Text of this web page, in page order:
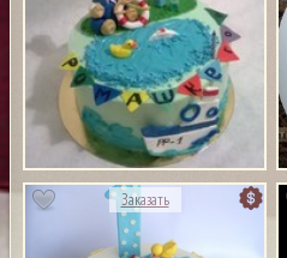
Заказать